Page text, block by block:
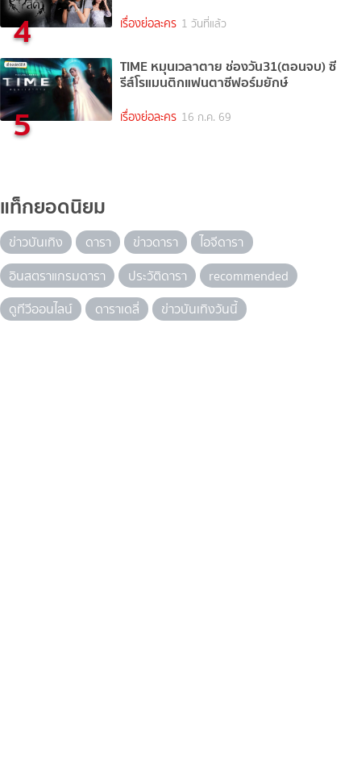
4 เรื่องย่อละคร 1 วันที่แล้ว
5
TIME หมุนเวลาตาย ช่องวัน31(ตอนจบ) ซี
รีส์โรแมนติกแฟนตาซีฟอร์มยักษ์
เรื่องย่อละคร 16 ก.ค. 69
แท็กยอดนิยม
ข่าวบันเทิง ดารา ข่าวดารา
ไอจีดารา
อินสตราแกรมดารา
ประวัติดารา
recommended
ดูทีวีออนไลน์
ดาราเดลี่ ข่าวบันเทิงวันนี้